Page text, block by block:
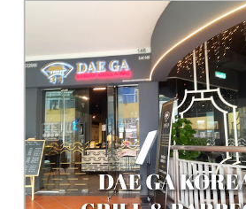
menarik dan kami pun singgahlah
nie ialah GAMARO Chicken & Burger .
kawan pun dah lama tak makan ayam
pun sepakat nak cuba makan di restoran
dahulu, adakah restoran ini mendapat
Ya..memang terpampang sijil halal di
pun terus memesan beberapa jenis
menu yang kami order...semua p...